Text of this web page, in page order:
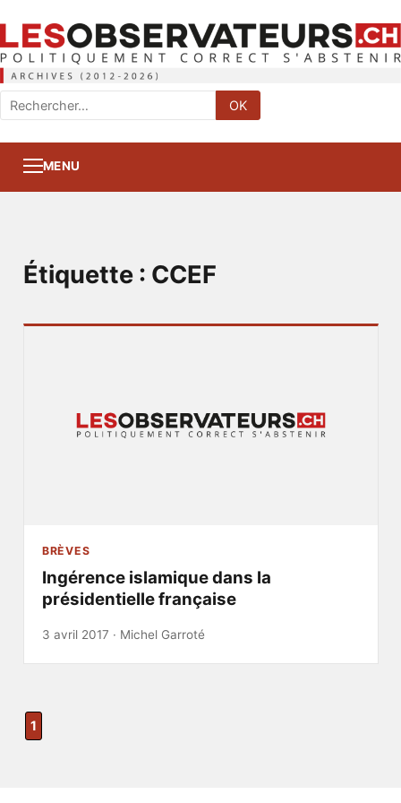
Rechercher
:
OK
MENU
Étiquette : CCEF
BRÈVES
Ingérence islamique dans la
présidentielle française
3 avril 2017 · Michel Garroté
1